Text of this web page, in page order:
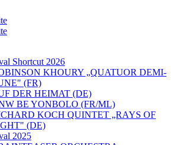
Shortcut 2026
KHOURY „QUATUOR DEMI-
(FR)
DER HEIMAT (DE)
BE YONBOLO (FR/ML)
KOCH QUINTET „RAYS OF
(DE)
2025